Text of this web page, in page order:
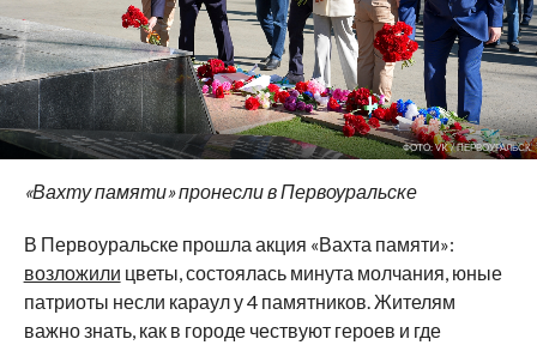
ФОТО: VK / ПЕРВОУРАЛЬСК
«Вахту памяти»пронесли в Первоуральске
В Первоуральске прошла акция «Вахта памяти»:
возложили цветы, состоялась минута молчания, юные
патриоты несли караул у4 памятников. Жителям
важно знать, как в городе чествуют героев и где